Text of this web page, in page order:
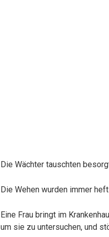
Die Wächter tauschten
Die Wehen wurden immer
Eine Frau bringt im
um sie zu untersuchen, und